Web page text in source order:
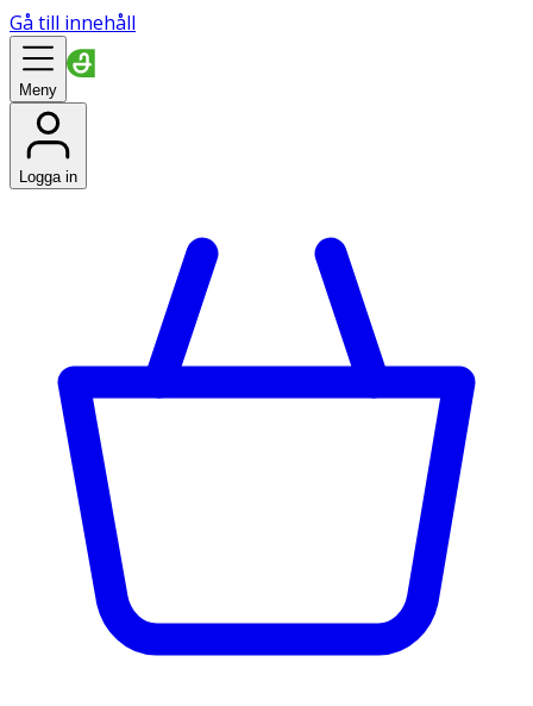
Gå till innehåll
Meny
Logga in